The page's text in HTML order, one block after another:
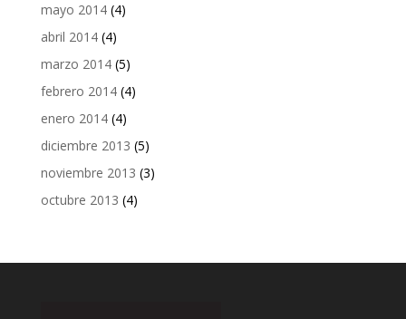
mayo 2014(4)
abril 2014(4)
marzo 2014(5)
febrero 2014(4)
enero 2014(4)
diciembre 2013 (5)
noviembre 2013 (3)
octubre 2013 (4)